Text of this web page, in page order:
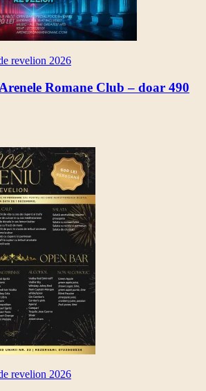
revelion 2026
Romane Club – doar 490
revelion 2026